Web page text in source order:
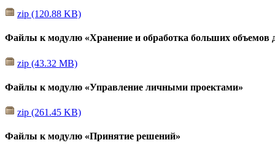
zip (120.88 KB)
Файлы к модулю «Хранение и обработка больших объемов
zip (43.32 MB)
Файлы к модулю «Управление личными проектами»
zip (261.45 KB)
Файлы к модулю «Принятие решений»